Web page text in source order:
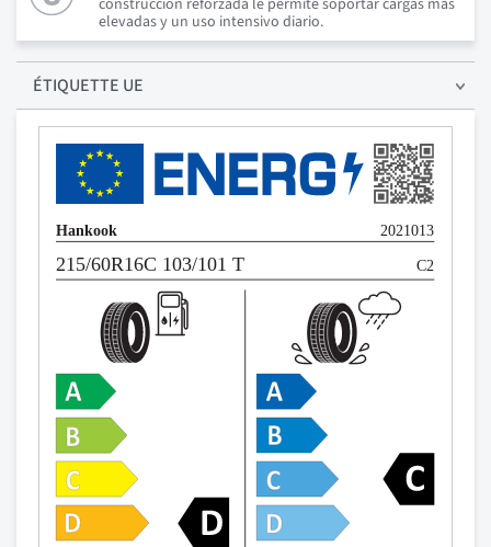
elevadas y un uso intensivo diario.
ÉTIQUETTE UE